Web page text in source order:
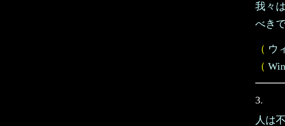
我々
べき
（ ウ
（
3.
人は